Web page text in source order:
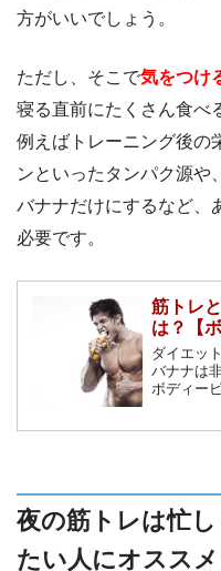
方がいいでしょう。
ただし、そこで気をつけ
寝る直前にたくさん食べ
例えばトレーニング後の
ンといったタンパク源や
バナナだけにするなど、
必要です。
筋トレ
は？【
ダイエッ
バナナは
ボディー
夜の筋トレは忙
たい人にオススメ